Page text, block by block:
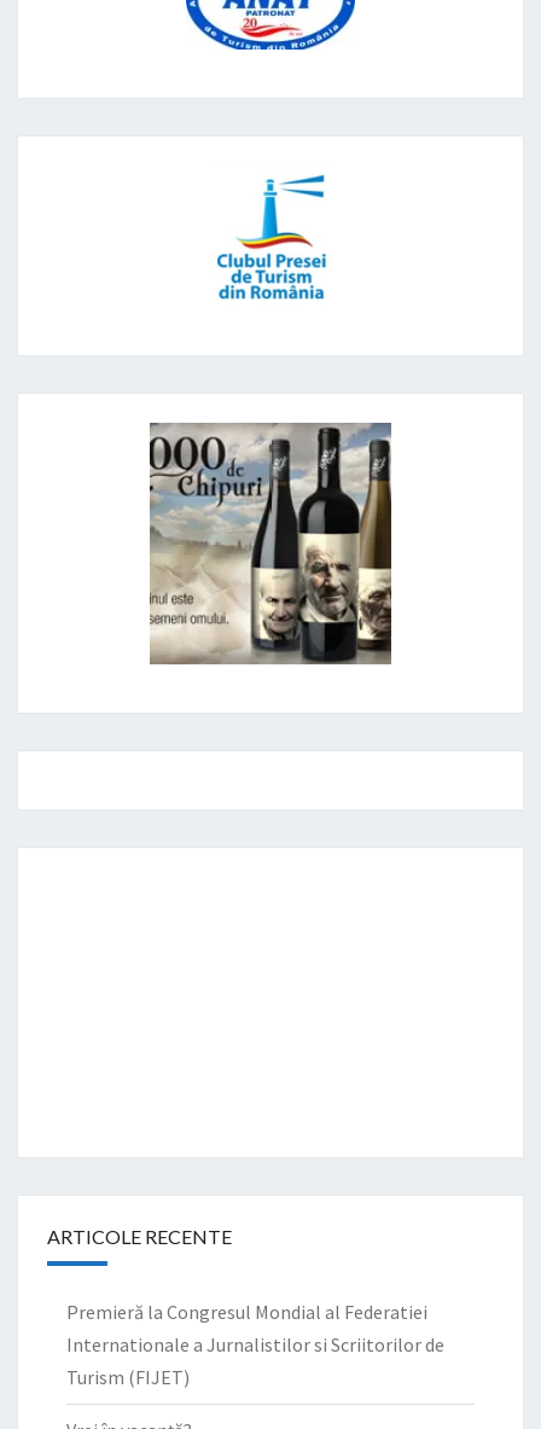
ARTICOLE RECENTE
Premieră la Congresul Mondial al Federatiei
Internationale a Jurnalistilor si Scriitorilor de
Turism (FIJET)